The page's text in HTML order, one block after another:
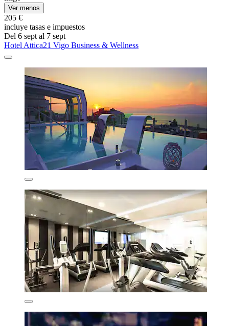
Ver menos
205 €
incluye tasas e impuestos
Del 6 sept al 7 sept
Hotel Attica21 Vigo Business & Wellness